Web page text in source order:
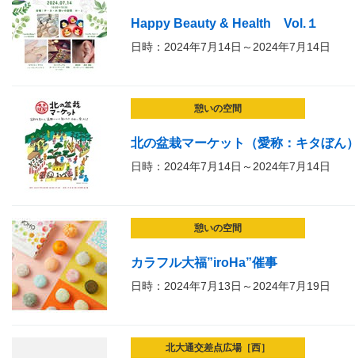
Happy Beauty & Health Vol.１
日時：2024年7月14日～2024年7月14日
憩いの空間
北の盆栽マーケット（愛称：キタぼん
日時：2024年7月14日～2024年7月14日
憩いの空間
カラフル大福”iroHa”催事
日時：2024年7月13日～2024年7月19日
北大通交差点広場［西］